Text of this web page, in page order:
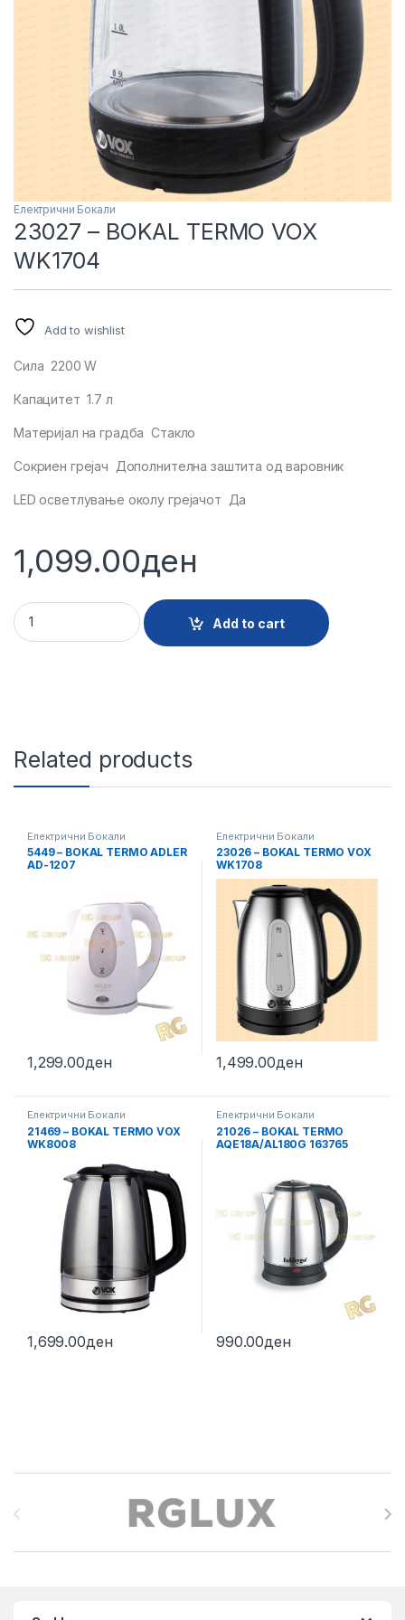
Електрични Бокали
23027 – BOKAL TERMO VOX
WK1704
Add to wishlist
Сила 2200 W
Капацитет 1.7 л
Материјал на градба Стакло
Сокриен грејач Дополнителна заштита од варовник
LED осветлување околу грејачот Да
1,099.00ден
23027 - BOKAL TERMO VOX WK1704 quantity
Add to cart
Related products
Електрични Бокали
5449 – BOKAL TERMO ADLER
AD-1207
1,299.00ден
Електрични Бокали
23026 – BOKAL TERMO VOX
WK1708
1,499.00ден
Електрични Бокали
21469 – BOKAL TERMO VOX
WK8008
1,699.00ден
Електрични Бокали
21026 – BOKAL TERMO
AQE18A/AL180G 163765
990.00ден